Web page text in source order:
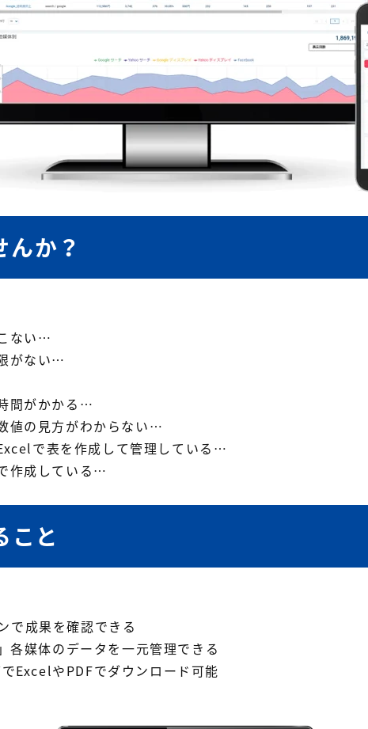
か？
ない…
がない…
間がかかる…
値の見方がわからない…
で表を作成して管理している…
作成している…
と
で成果を確認できる
各媒体のデータを一元管理できる
ExcelやPDFでダウンロード可能